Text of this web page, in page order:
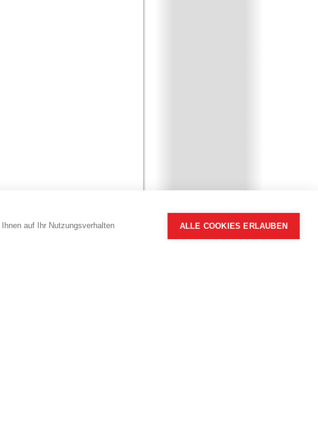
auf Ihr Nutzungsverhalten
ALLE COOKIES ERLAUBEN